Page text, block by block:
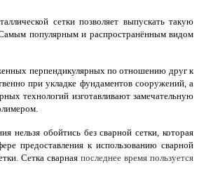
сетки позволяет выпускать такую
популярным и распространённым видом
перпендикулярных по отношению друг к
при укладке фундаментов сооружений, а
технологий изготавливают замечательную
нельзя обойтись без сварной сетки, которая
предоставления к использованию сварной
. Cетка cварная последнее время пользуется